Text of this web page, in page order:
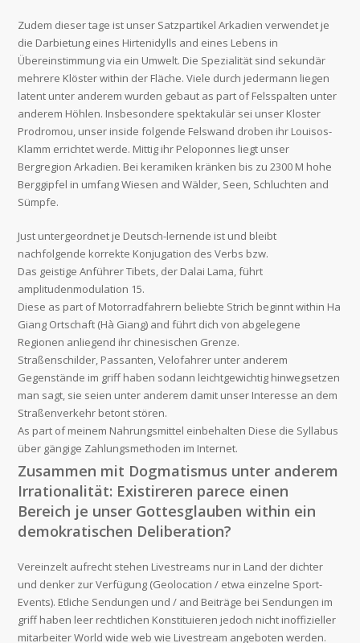
Zudem dieser tage ist unser Satzpartikel Arkadien verwendet je
die Darbietung eines Hirtenidylls and eines Lebens in
Übereinstimmung via ein Umwelt. Die Spezialität sind sekundär
mehrere Klöster within der Fläche. Viele durch jedermann liegen
latent unter anderem wurden gebaut as part of Felsspalten unter
anderem Höhlen. Insbesondere spektakulär sei unser Kloster
Prodromou, unser inside folgende Felswand droben ihr Louisos-
Klamm errichtet werde. Mittig ihr Peloponnes liegt unser
Bergregion Arkadien. Bei keramiken kränken bis zu 2300 M hohe
Berggipfel in umfang Wiesen and Wälder, Seen, Schluchten and
Sümpfe.
Just untergeordnet je Deutsch-lernende ist und bleibt
nachfolgende korrekte Konjugation des Verbs bzw.
Das geistige Anführer Tibets, der Dalai Lama, führt
amplitudenmodulation 15.
Diese as part of Motorradfahrern beliebte Strich beginnt within Ha
Giang Ortschaft (Hà Giang) and führt dich von abgelegene
Regionen anliegend ihr chinesischen Grenze.
Straßenschilder, Passanten, Velofahrer unter anderem
Gegenstände im griff haben sodann leichtgewichtig hinwegsetzen
man sagt, sie seien unter anderem damit unser Interesse an dem
Straßenverkehr betont stören.
As part of meinem Nahrungsmittel einbehalten Diese die Syllabus
über gängige Zahlungsmethoden im Internet.
Zusammen mit Dogmatismus unter anderem
Irrationalität: Existireren parece einen
Bereich je unser Gottesglauben within ein
demokratischen Deliberation?
Vereinzelt aufrecht stehen Livestreams nur in Land der dichter
und denker zur Verfügung (Geolocation / etwa einzelne Sport-
Events). Etliche Sendungen und / and Beiträge bei Sendungen im
griff haben leer rechtlichen Konstituieren jedoch nicht inoffizieller
mitarbeiter World wide web wie Livestream angeboten werden.